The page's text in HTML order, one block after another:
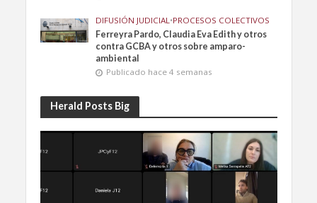
DIFUSIÓN JUDICIAL•PROCESOS COLECTIVOS
Ferreyra Pardo, Claudia Eva Edith y otros
contra GCBA y otros sobre amparo-
ambiental
Publicado hace 4 semanas
Herald Posts Big